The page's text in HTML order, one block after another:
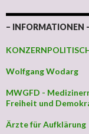
– INFORMATIONEN
Wolfgang Wodarg
MWGFD -
Freiheit und
Ärzte für Aufklärung